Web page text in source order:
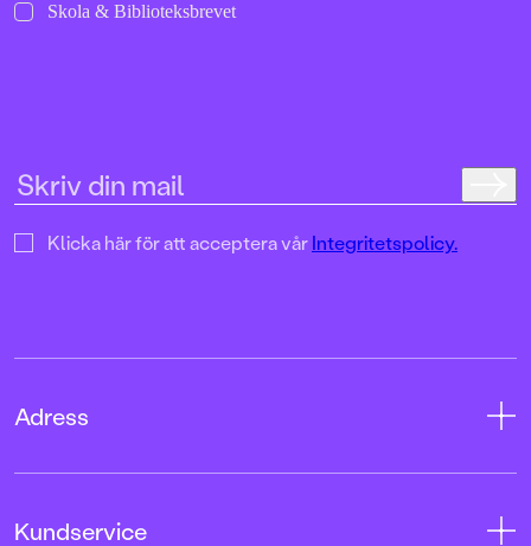
Skola & Biblioteksbrevet
Klicka här för att acceptera vårIntegritetspolicy.
Adress
Kundservice